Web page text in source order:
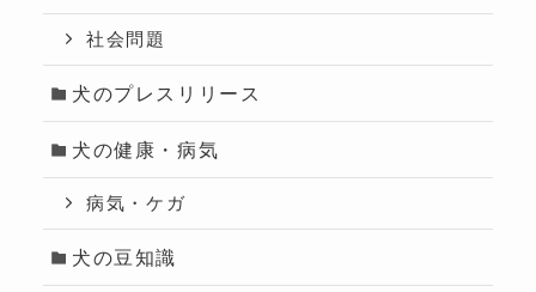
社会問題
犬のプレスリリース
犬の健康・病気
病気・ケガ
犬の豆知識